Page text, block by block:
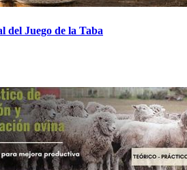
del Juego de la Taba